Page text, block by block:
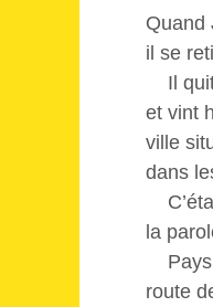
Quand
il se
Il
et vint
ville
dans
la
Pays
route